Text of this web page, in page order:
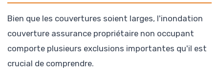
Bien que les couvertures soient larges, l'inondation
couverture assurance propriétaire non occupant
comporte plusieurs exclusions importantes qu'il est
crucial de comprendre.